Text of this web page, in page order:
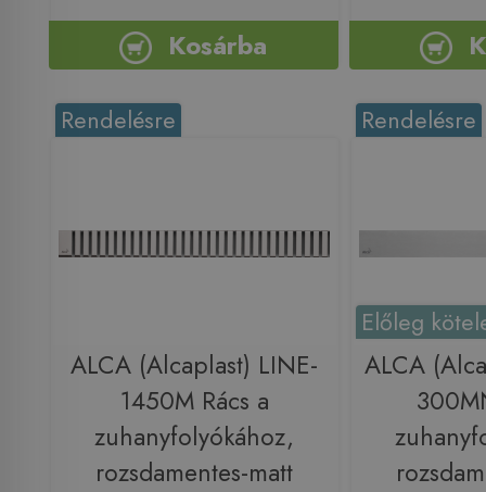
Kosárba
Rendelésre
ALCA (Alcaplast) LINE-
1450M Rács a
zuhanyfolyókához,
rozsdamentes-matt
Rendelésre
Előleg
ALCA